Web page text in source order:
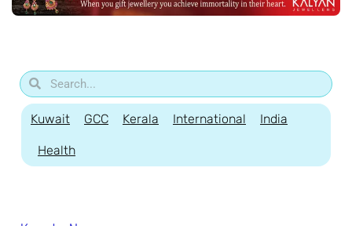
Kuwait GCC Kerala International India
Health